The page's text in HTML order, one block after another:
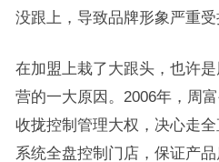
没跟上，导致品牌形象严重受
在加盟上栽了大跟头，也许
营的一大原因。2006年，周
收拢控制管理大权，决心走
系统全盘控制门店，保证产